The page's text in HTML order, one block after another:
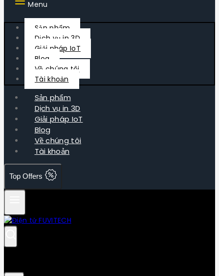
Menu
Sản phẩm
Dịch vụ in 3D
Giải pháp IoT
Blog
Về chúng tôi
Tài khoản
Sản phẩm
Dịch vụ in 3D
Giải pháp IoT
Blog
Về chúng tôi
Tài khoản
Top Offers